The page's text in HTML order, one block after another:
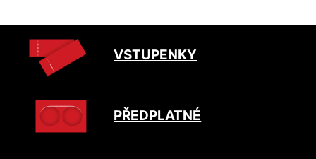
VSTUPENKY
PŘEDPLATNÉ